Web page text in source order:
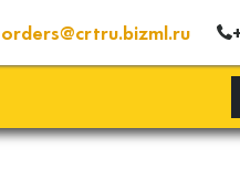
orders@crtru.bizml.ru